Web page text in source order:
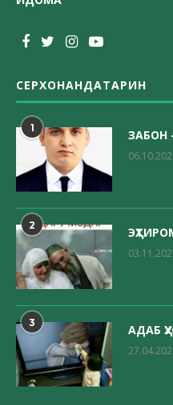
СЕРХОНАНДАТАРИН
1 ЗАБОН
2
3 АДАБ